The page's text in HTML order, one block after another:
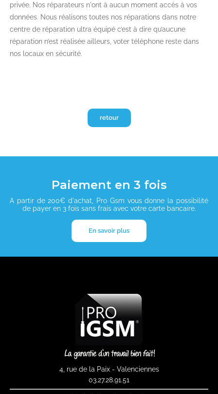
privée. Nos réparateurs n'ont à aucun moment accès à vos
données. Nous réalisons toutes nos réparations dans notre
centre de réparation ultra équipé c’est à dire qu’aucune
réparation n’est réalisée ailleurs, voter téléphone reste dans
nos locaux en sécurité.
retour
Paiement en 3 fois
A partir de 200€ d'achat, Pro Gsm vous donne la possibilité
de payer en 3 fois sans frais avec votre carte bancaire.
En savoir plus
4, rue de la Paix - Valenciennes
03.27.28.91.51